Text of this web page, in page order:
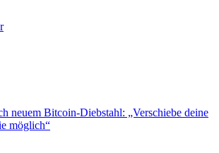
neuem Bitcoin-Diebstahl: „Verschiebe deine
möglich“